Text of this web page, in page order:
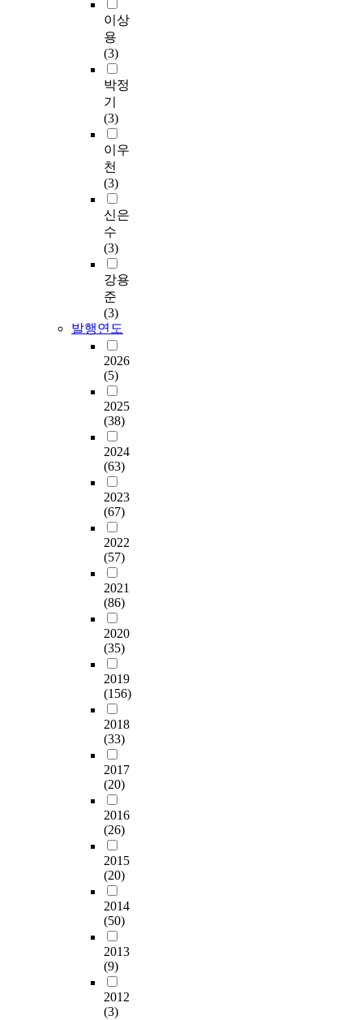
이상
용
(3)
박정
기
(3)
이우
천
(3)
신은
수
(3)
강용
준
(3)
발행연도
2026
(5)
2025
(38)
2024
(63)
2023
(67)
2022
(57)
2021
(86)
2020
(35)
2019
(156)
2018
(33)
2017
(20)
2016
(26)
2015
(20)
2014
(50)
2013
(9)
2012
(3)